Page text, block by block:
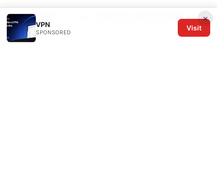
科学上网推荐：VPNs 全面指南与最新实用策略 ×
VPN
SPONSORED
Visit